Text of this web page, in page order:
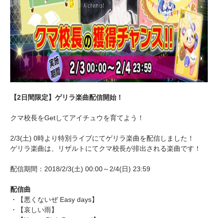
【2日間限定】ゲリラ楽曲配信開始！
クマ校長をGetしてアイチュウを育てよう！
2/3(土) 0時より特別ライブにてゲリラ楽曲を配信しました！
ゲリラ楽曲は、リザルトにてクマ校長が排出される楽曲です！
配信期間：2018/2/3(土) 00:00～2/4(日) 23:59
配信曲
・【悪くないぜ Easy days】
・【哀しい雨】